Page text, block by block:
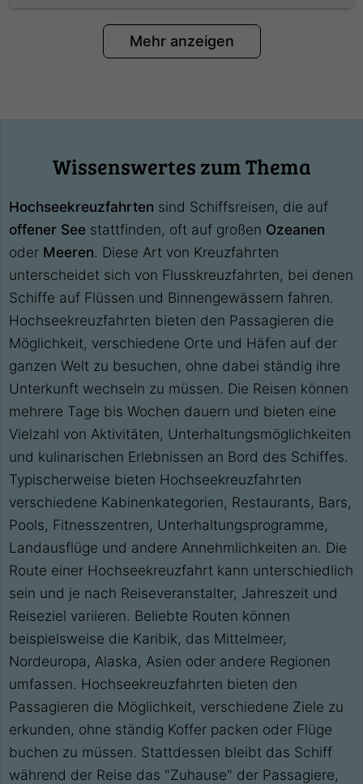
Mehr anzeigen
Wissenswertes zum Thema
Hochseekreuzfahrten sind Schiffsreisen, die auf
offener See stattfinden, oft auf großen Ozeanen
oder Meeren. Diese Art von Kreuzfahrten
unterscheidet sich von Flusskreuzfahrten, bei denen
Schiffe auf Flüssen und Binnengewässern fahren.
Hochseekreuzfahrten bieten den Passagieren die
Möglichkeit, verschiedene Orte und Häfen auf der
ganzen Welt zu besuchen, ohne dabei ständig ihre
Unterkunft wechseln zu müssen. Die Reisen können
mehrere Tage bis Wochen dauern und bieten eine
Vielzahl von Aktivitäten, Unterhaltungsmöglichkeiten
und kulinarischen Erlebnissen an Bord des Schiffes.
Typischerweise bieten Hochseekreuzfahrten
verschiedene Kabinenkategorien, Restaurants, Bars,
Pools, Fitnesszentren, Unterhaltungsprogramme,
Landausflüge und andere Annehmlichkeiten an. Die
Route einer Hochseekreuzfahrt kann unterschiedlich
sein und je nach Reiseveranstalter, Jahreszeit und
Reiseziel variieren. Beliebte Routen können
beispielsweise die Karibik, das Mittelmeer,
Nordeuropa, Alaska, Asien oder andere Regionen
umfassen. Hochseekreuzfahrten bieten den
Passagieren die Möglichkeit, verschiedene Ziele zu
erkunden, ohne ständig Koffer packen oder Flüge
buchen zu müssen. Stattdessen bleibt das Schiff
während der Reise das "Zuhause" der Passagiere,